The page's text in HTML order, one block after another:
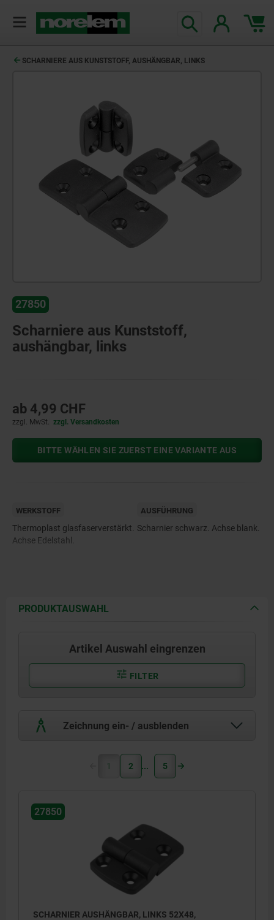
SCHARNIERE AUS KUNSTSTOFF, AUSHÄNGBAR, LINKS
27850
Scharniere aus Kunststoff,
aushängbar, links
ab 4,99 CHF
zzgl. MwSt. zzgl. Versandkosten
BITTE WÄHLEN SIE ZUERST EINE VARIANTE AUS
WERKSTOFF
Thermoplast glasfaserverstärkt.
Achse Edelstahl.
AUSFÜHRUNG
Scharnier schwarz. Achse blank.
PRODUKTAUSWAHL
Artikel Auswahl eingrenzen
FILTER
Zeichnung ein- / ausblenden
1 2 5
27850
SCHARNIER AUSHÄNGBAR, LINKS 52X48,